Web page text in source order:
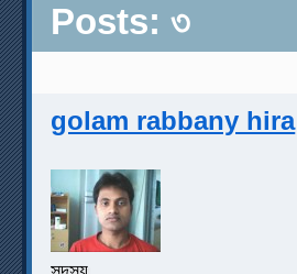
Posts: ৩
golam rabbany hira